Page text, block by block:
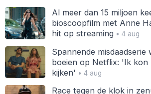
Al meer dan 15 miljoen
bioscoopfilm met Anne
hit op streaming• 4 aug
Spannende misdaadserie
boeien op Netflix: 'Ik kon
kijken' • 4 aug
Race tegen de klok in